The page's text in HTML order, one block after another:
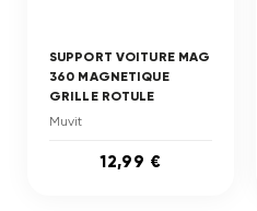
SUPPORT VOITURE MAG
360 MAGNETIQUE
GRILLE ROTULE
Muvit
12,99 €